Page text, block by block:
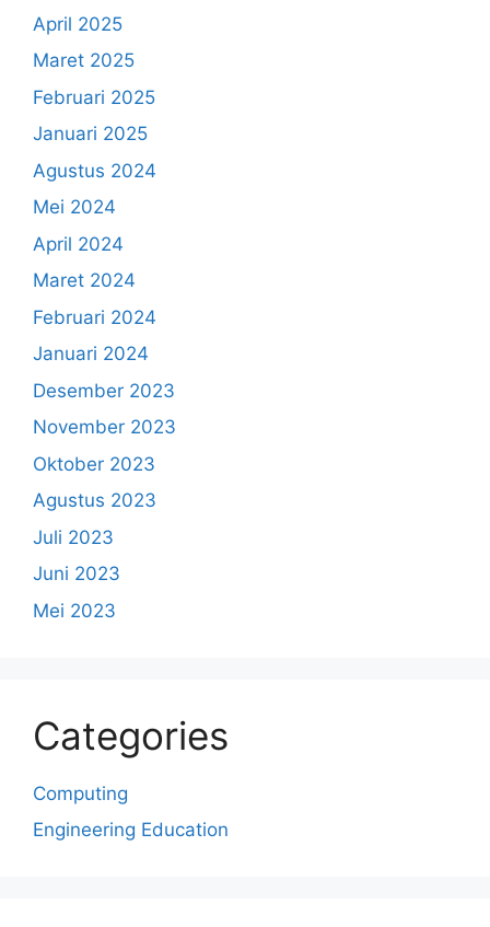
April 2025
Maret 2025
Februari 2025
Januari 2025
Agustus 2024
Mei 2024
April 2024
Maret 2024
Februari 2024
Januari 2024
Desember 2023
November 2023
Oktober 2023
Agustus 2023
Juli 2023
Juni 2023
Mei 2023
Categories
Computing
Engineering Education